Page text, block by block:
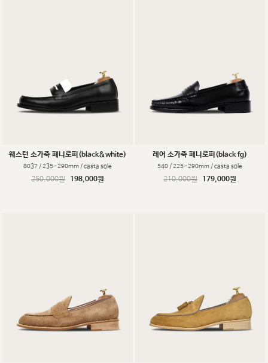
웨스턴 소가죽 페니로퍼(black&white)
8037 / 235~290mm / casta sole
250,000원 198,000원
레어 소가죽 페니로퍼(black fg)
540 / 225~290mm / casta sole
210,000원 179,000원